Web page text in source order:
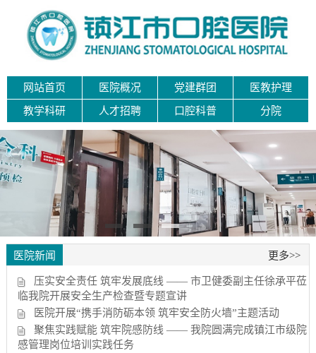
网站首页 医院概况 党建群团 医教护理
教学科研 人才招聘 口腔科普 分院
医院新闻 更多>>
压实安全责任 筑牢发展底线 —— 市卫健委副主任徐承平莅
临我院开展安全生产检查暨专题宣讲
医院开展“携手消防砺本领 筑牢安全防火墙”主题活动
聚焦实践赋能 筑牢院感防线 —— 我院圆满完成镇江市级院
感管理岗位培训实践任务